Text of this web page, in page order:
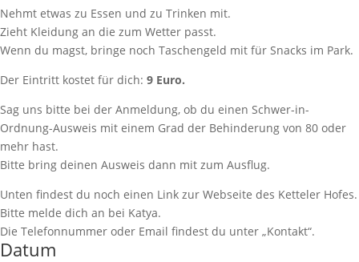
Nehmt etwas zu Essen und zu Trinken mit.
Zieht Kleidung an die zum Wetter passt.
Wenn du magst, bringe noch Taschengeld mit für Snacks im Park.
Der Eintritt kostet für dich: 9 Euro.
Sag uns bitte bei der Anmeldung, ob du einen Schwer-in-
Ordnung-Ausweis mit einem Grad der Behinderung von 80 oder
mehr hast.
Bitte bring deinen Ausweis dann mit zum Ausflug.
Unten findest du noch einen Link zur Webseite des Ketteler Hofes.
Bitte melde dich an bei Katya.
Die Telefonnummer oder Email findest du unter „Kontakt“.
Datum